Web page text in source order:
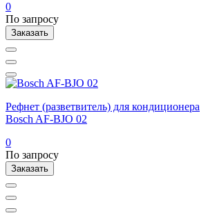
0
По запросу
Заказать
Рефнет (разветвитель) для кондиционера
Bosch AF-BJO 02
0
По запросу
Заказать